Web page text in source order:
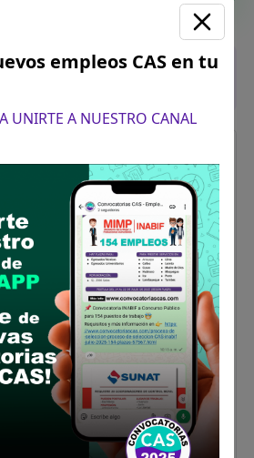
y links de las
Título universitario en
Ingeniería,
o afines por la
de cuatro (04) años en
público y/o privado
(02) años de experiencia en
en el Sector público
empleos CAS en tu
UNIRTE A NUESTRO CANAL